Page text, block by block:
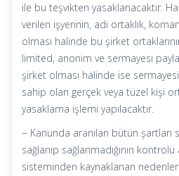
ile bu teşvikten yasaklanacaktır.
verilen işyerinin, adi ortaklık,
olması halinde bu şirket
limited, anonim ve sermayesi
şirket olması halinde ise
sahip olan gerçek veya tüzel kişi
yasaklama işlemi yapılacaktır.
− Kanunda aranılan bütün şartları
sağlanıp sağlanmadığının
sisteminden kaynaklanan